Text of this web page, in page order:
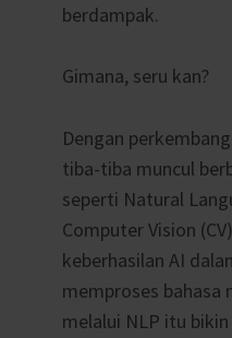
berdampak.
Gimana, seru kan?
Dengan
tiba-tiba muncul
seperti Natural
Computer Vision
keberhasilan AI
memproses bahasa
melalui NLP itu